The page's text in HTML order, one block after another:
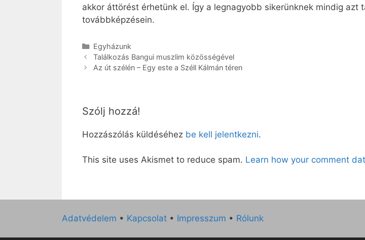
akkor áttörést érhetünk el. Így a legnagyobb sikerünknek mindig
továbbképzésein.
Kategória
Egyházunk
Találkozás Bangui muszlim közösségével
Az út szélén – Egy este a Széll Kálmán téren
Szólj hozzá!
Hozzászólás küldéséhez be kell jelentkezni.
This site uses Akismet to reduce spam. Learn how your comment
Adatvédelem • Kapcsolat • Impresszum • Rólunk